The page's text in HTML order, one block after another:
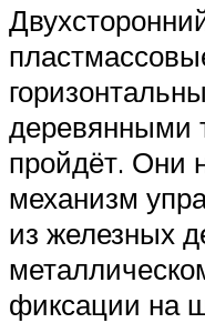
деревянными
пройдёт. Они
механизм
из железных
фиксации на